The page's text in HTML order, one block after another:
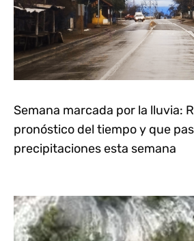
Semana marcada por la lluvia:
pronóstico del tiempo y que
precipitaciones esta semana